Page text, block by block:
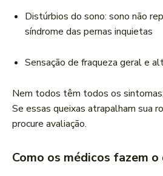
Distúrbios do sono: sono não
síndrome das pernas inquietas
Sensação de fraqueza geral e
Nem todos têm todos os
Se essas queixas atrapalham sua
procure avaliação.
Como os médicos fazem